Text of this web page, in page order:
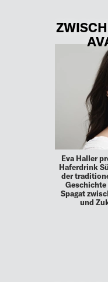
Eva Haller
Haferdrink
der
Geschichte
Spagat
und